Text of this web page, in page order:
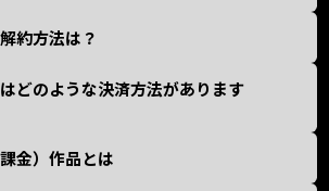
約方法は？
どのような決済方法があります
金）作品とは